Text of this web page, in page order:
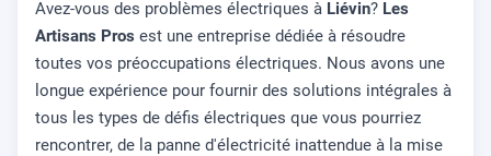
Avez-vous des problèmes électriques à Liévin? Les
Artisans Pros est une entreprise dédiée à résoudre
toutes vos préoccupations électriques. Nous avons une
longue expérience pour fournir des solutions intégrales à
tous les types de défis électriques que vous pourriez
rencontrer, de la panne d'électricité inattendue à la mise